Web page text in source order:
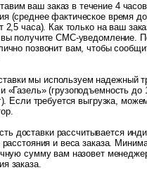
ваш заказ в течение 4
(среднее фактическое время
2,5 часа). Как только на ваш
получите СМС-уведомление.
позвонит вам, чтобы
мы используем надежный
«Газель» (грузоподъемность до
Если требуется выгрузка,
доставки рассчитывается
расстояния и веса заказа.
сумму вам назовет
заказа.